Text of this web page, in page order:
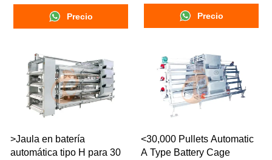
semanas
3. Su vida útil supera los 25
años
24 horas. Números de
WhatsApp: +8618830120193,
+234 8111199996
Precio
huevos.
3. Vida útil de más de 25
años.
horas. Número de WhatsApp:
+8618830120193, +234
8111199996
Precio
>Jaula en batería
automática tipo H para 30
<30,000 Pullets Automatic
A Type Battery Cage